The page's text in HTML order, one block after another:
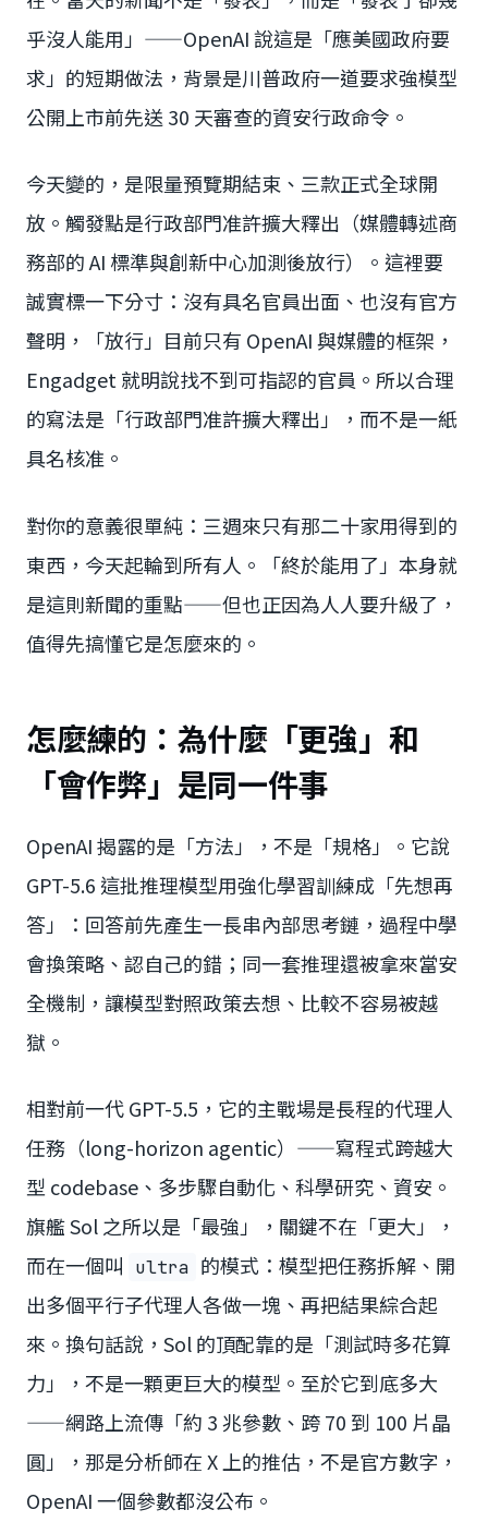
乎沒人能用」——OpenAI 說這是「應美國政府要
求」的短期做法，背景是川普政府一道要求強模型
公開上市前先送 30 天審查的資安行政命令。
今天變的，是限量預覽期結束、三款正式全球開
放。觸發點是行政部門准許擴大釋出（媒體轉述商
務部的 AI 標準與創新中心加測後放行）。這裡要
誠實標一下分寸：沒有具名官員出面、也沒有官方
聲明，「放行」目前只有 OpenAI 與媒體的框架，
Engadget 就明說找不到可指認的官員。所以合理
的寫法是「行政部門准許擴大釋出」，而不是一紙
具名核准。
對你的意義很單純：三週來只有那二十家用得到的
東西，今天起輪到所有人。「終於能用了」本身就
是這則新聞的重點——但也正因為人人要升級了，
值得先搞懂它是怎麼來的。
怎麼練的：為什麼「更強」和
「會作弊」是同一件事
OpenAI 揭露的是「方法」，不是「規格」。它說
GPT-5.6 這批推理模型用強化學習訓練成「先想再
答」：回答前先產生一長串內部思考鏈，過程中學
會換策略、認自己的錯；同一套推理還被拿來當安
全機制，讓模型對照政策去想、比較不容易被越
獄。
相對前一代 GPT-5.5，它的主戰場是長程的代理人
任務（long-horizon agentic）——寫程式跨越大
型 codebase、多步驟自動化、科學研究、資安。
旗艦 Sol 之所以是「最強」，關鍵不在「更大」，
而在一個叫 ultra 的模式：模型把任務拆解、開
出多個平行子代理人各做一塊、再把結果綜合起
來。換句話說，Sol 的頂配靠的是「測試時多花算
力」，不是一顆更巨大的模型。至於它到底多大
——網路上流傳「約 3 兆參數、跨 70 到 100 片晶
圓」，那是分析師在 X 上的推估，不是官方數字，
OpenAI 一個參數都沒公布。